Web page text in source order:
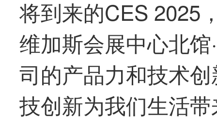
将到来的CES 2025
维加斯会展中心北
司的产品力和技术
技创新为我们生活